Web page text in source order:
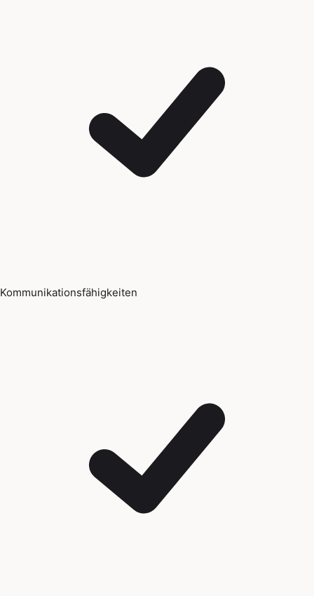
Kommunikationsfähigkeiten